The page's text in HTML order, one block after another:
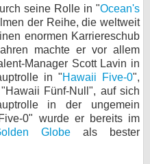
seine Rolle in "Ocean's
der Reihe, die weltweit
enormen Karriereschub
machte er vor allem
Manager Scott Lavin in
in "Hawaii Five-0",
Fünf-Null", auf sich
in der ungemein
0" wurde er bereits im
Globe als bester